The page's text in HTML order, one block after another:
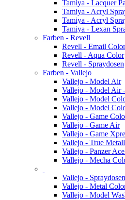
Tamiya - Lacquer
Tamiya - Acryl
Tamiya - Acryl
Tamiya - Lexan
Farben - Revell
Revell - Email Color
Revell - Aqua Color
Revell - Spraydosen
Farben - Vallejo
Vallejo - Model Air
Vallejo - Model Air
Vallejo - Model
Vallejo - Model
Vallejo - Game
Vallejo - Game Air
Vallejo - Game
Vallejo - True
Vallejo - Panzer
Vallejo - Mecha
Vallejo - Spraydosen
Vallejo - Metal
Vallejo - Model